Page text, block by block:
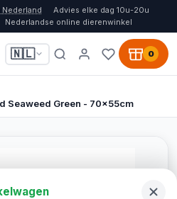
Advies elke dag 10u-20u
Nederlandse online dierenwinkel
🇳🇱 0
Seaweed Green - 70x55cm